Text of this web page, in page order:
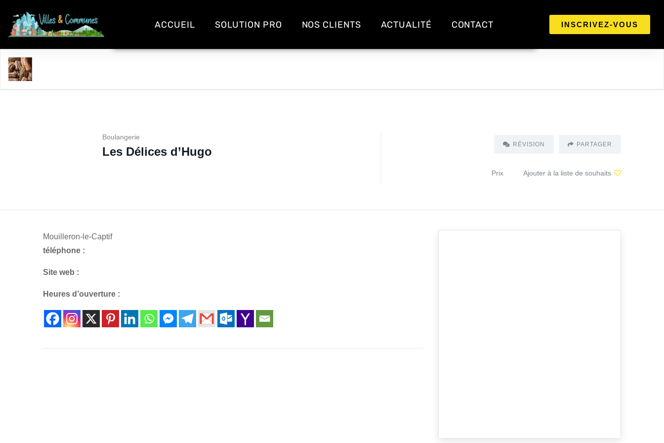
ACCUEIL SOLUTION PRO NOS CLIENTS ACTUALITÉ CONTACT INSCRIVEZ-VOUS
Boulangerie
Les Délices d’Hugo
RÉVISION PARTAGER
Prix Ajouter à la liste de souhaits
Mouilleron-le-Captif
téléphone :
Site web :
Heures d’ouverture :